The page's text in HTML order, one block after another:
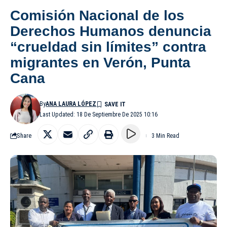
Comisión Nacional de los
Derechos Humanos denuncia
“crueldad sin límites” contra
migrantes en Verón, Punta
Cana
Last Updated: 18 De Septiembre De 2025 10:16
ByANA LAURA LÓPEZ
Share 3 Min Read